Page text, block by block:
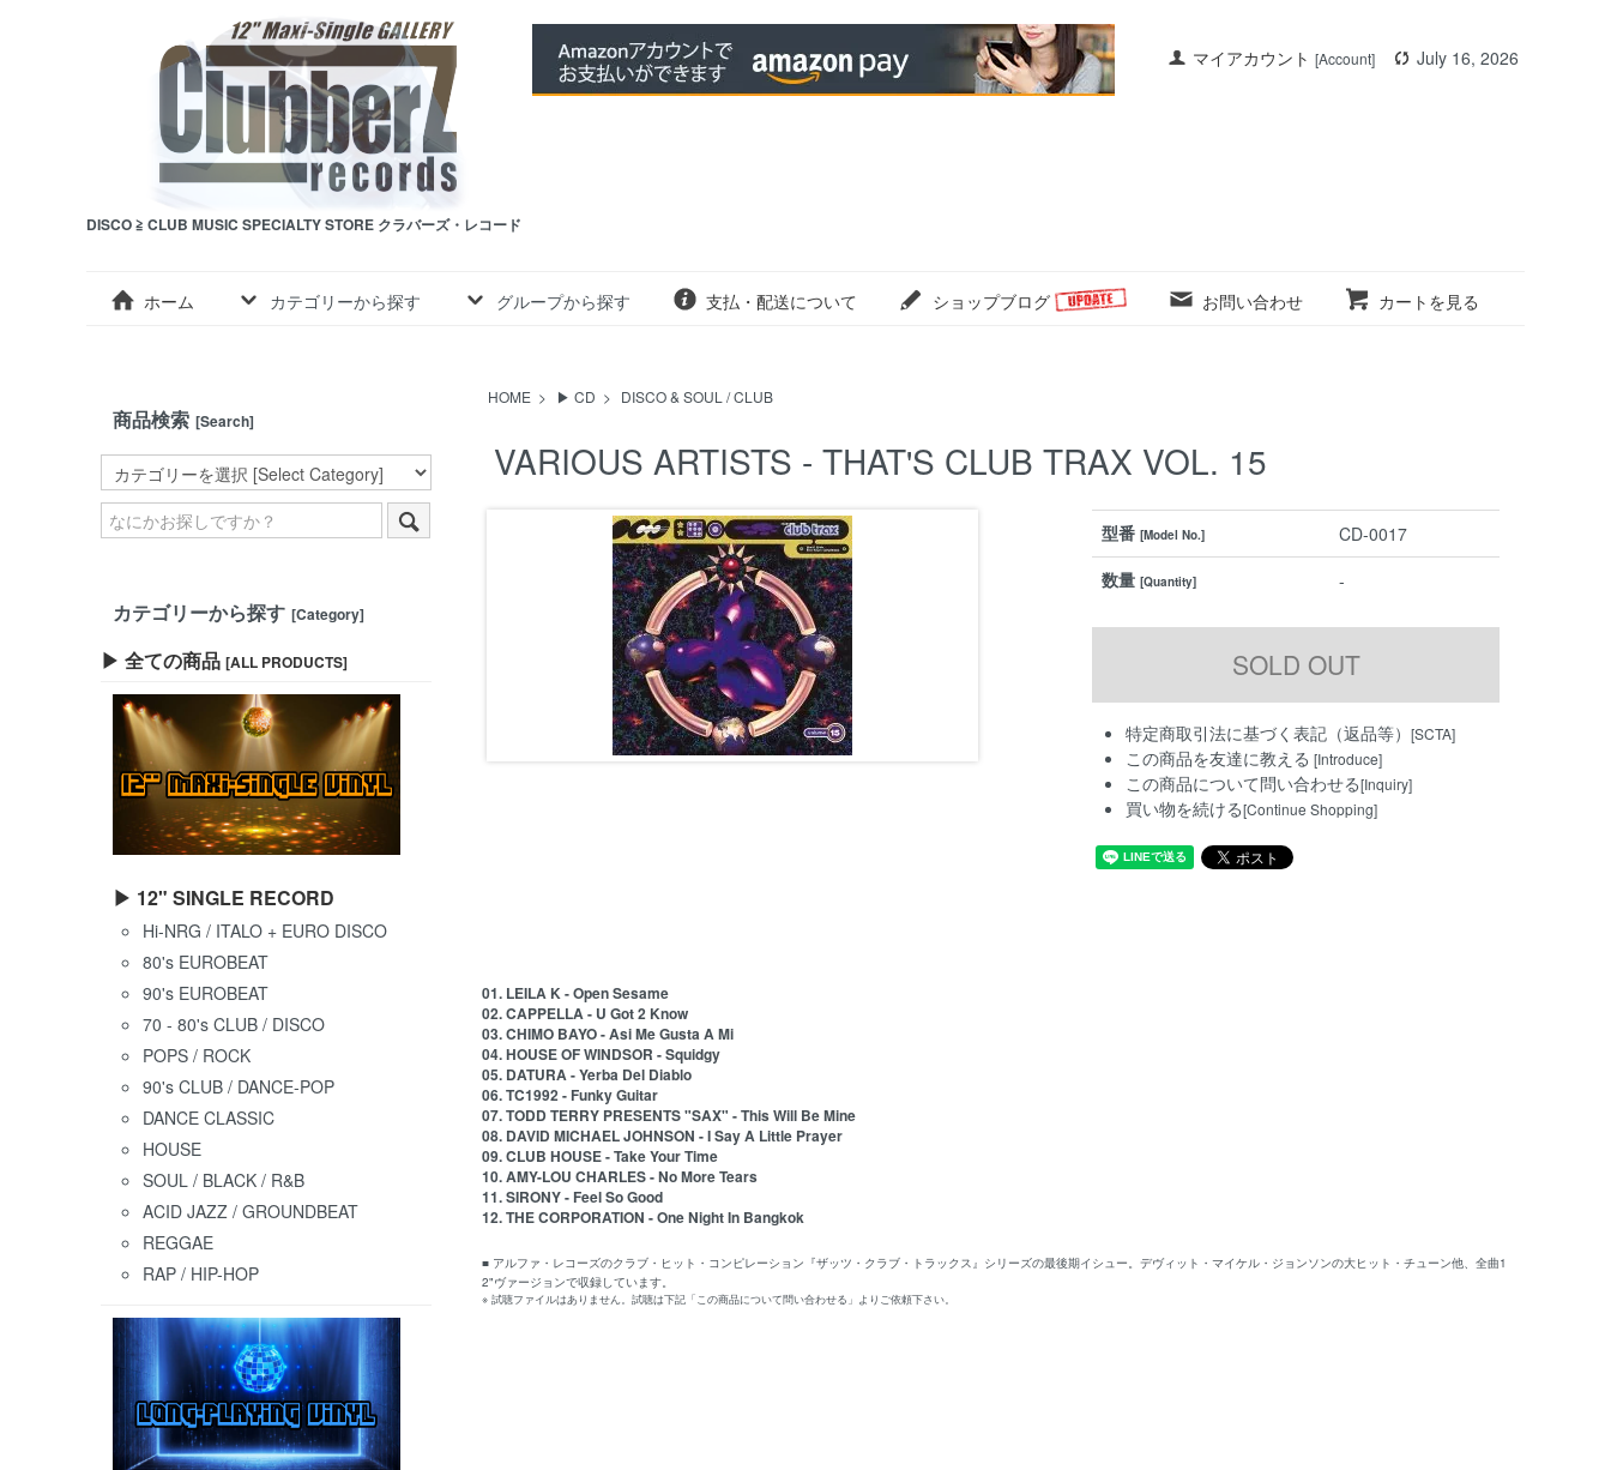
マイアカウント [Account] July 16, 2026
DISCO ≧ CLUB MUSIC SPECIALTY STORE クラバーズ・レコード
ホーム カテゴリーから探す グループから探す 支払・配送について ショップブログ お問い合わせ カートを見る
HOME > ▶ CD > DISCO & SOUL / CLUB
VARIOUS ARTISTS - THAT'S CLUB TRAX VOL. 15
型番[Model No.]
CD-0017
数量[Quantity] -
特定商取引法に基づく表記（返品等）[SCTA]
この商品を友達に教える [Introduce]
この商品について問い合わせる[Inquiry]
買い物を続ける[Continue Shopping]
01. LEILA K - Open Sesame
02. CAPPELLA - U Got 2 Know
03. CHIMO BAYO - Asi Me Gusta A Mi
04. HOUSE OF WINDSOR - Squidgy
05. DATURA - Yerba Del Diablo
06. TC1992 - Funky Guitar
07. TODD TERRY PRESENTS "SAX" - This Will Be Mine
08. DAVID MICHAEL JOHNSON - I Say A Little Prayer
09. CLUB HOUSE - Take Your Time
10. AMY-LOU CHARLES - No More Tears
11. SIRONY - Feel So Good
12. THE CORPORATION - One Night In Bangkok
■ アルファ・レコーズのクラブ・ヒット・コンピレーション『ザッツ・クラブ・トラックス』シリーズの最後期イシュー。デヴィット・マイケル・ジョンソンの大ヒット・チューン他、全曲1
2"ヴァージョンで収録しています。
※ 試聴ファイルはありません。試聴は下記「この商品について問い合わせる」よりご依頼下さい。
商品検索 [Search]
カテゴリーから探す [Category]
▶ 全ての商品 [ALL PRODUCTS]
▶ 12" SINGLE RECORD
Hi-NRG / ITALO + EURO DISCO
80's EUROBEAT
90's EUROBEAT
70 - 80's CLUB / DISCO
POPS / ROCK
90's CLUB / DANCE-POP
DANCE CLASSIC
HOUSE
SOUL / BLACK / R&B
ACID JAZZ / GROUNDBEAT
REGGAE
RAP / HIP-HOP